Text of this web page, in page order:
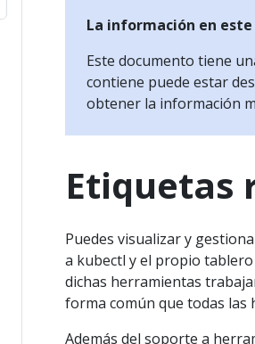
La información en
Este documento tiene
contiene puede estar
obtener la información
Etiquetas
Puedes visualizar y
a kubectl y el propio
dichas herramientas
forma común que todas
Además del soporte a